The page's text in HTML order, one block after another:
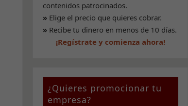
contenidos patrocinados.
»Elige el precio que quieres cobrar.
»Recibe tu dinero en menos de 10 días.
¡Regístrate y comienza ahora!
¿Quieres promocionar tu
empresa?